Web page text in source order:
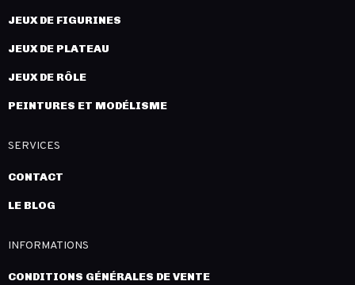
JEUX DE FIGURINES
JEUX DE PLATEAU
JEUX DE RÔLE
PEINTURES ET MODÉLISME
SERVICES
CONTACT
LE BLOG
INFORMATIONS
CONDITIONS GÉNÉRALES DE VENTE